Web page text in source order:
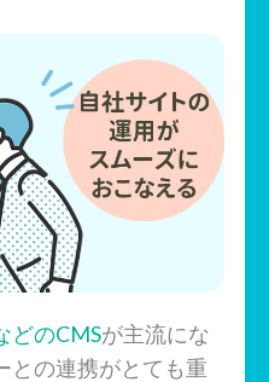
どのCMSが主流にな
との連携がとても重